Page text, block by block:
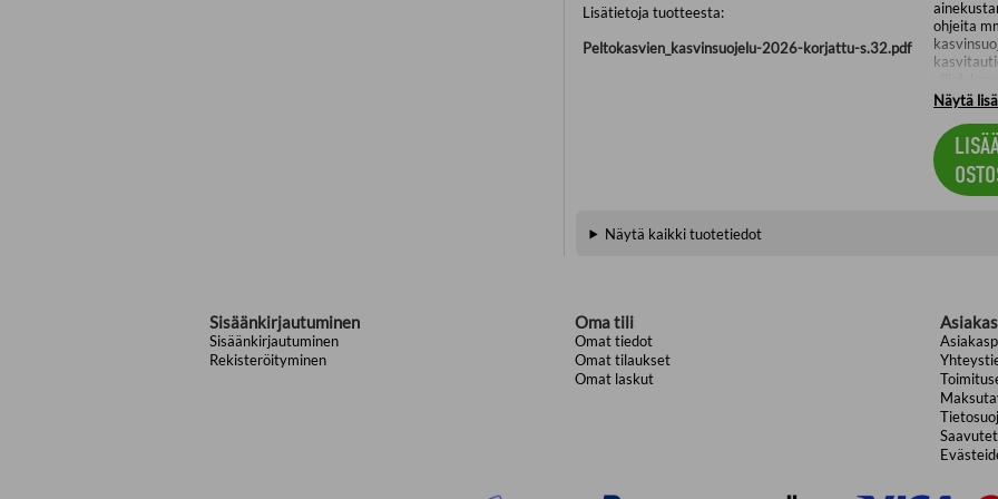
ohjeita
Kirjassa
Kirjan
HUOM.
Korjattu
Näytä
Lisätietoja tuotteesta:
Peltokasvien_kasvinsuojelu-2026-korjattu-s.32.pdf
Näytä kaikki tuotetiedot
Sisäänkirjautuminen
Sisäänkirjautuminen
Rekisteröityminen
Oma tili
Omat tiedot
Omat tilaukset
Omat laskut